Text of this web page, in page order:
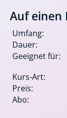
Auf einen
Umfang:
Dauer:
Geeignet für:
Kurs-Art:
Preis:
Abo: